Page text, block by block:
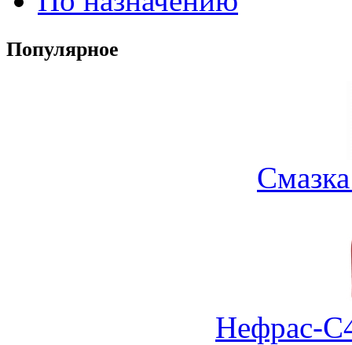
Популярное
Нефрас-